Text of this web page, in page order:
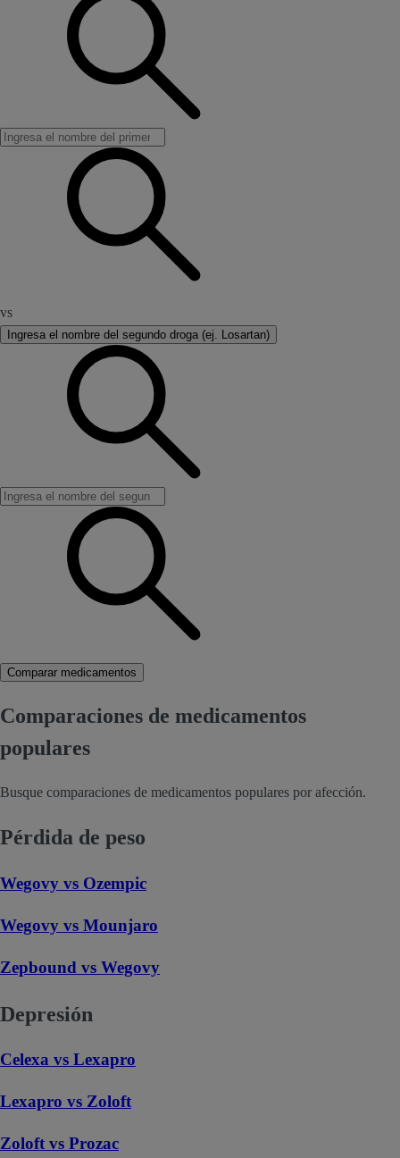
vs
Ingresa el nombre del segundo droga (ej. Losartan)
Comparar medicamentos
Comparaciones de medicamentos
populares
Busque comparaciones de medicamentos populares por afección.
Pérdida de peso
Wegovy vs Ozempic
Wegovy vs Mounjaro
Zepbound vs Wegovy
Depresión
Celexa vs Lexapro
Lexapro vs Zoloft
Zoloft vs Prozac